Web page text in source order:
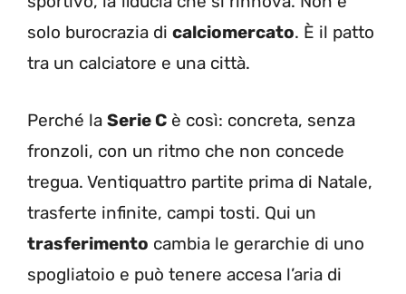
solo burocrazia di calciomercato. È il patto
tra un calciatore e una città.
Perché la Serie C è così: concreta, senza
fronzoli, con un ritmo che non concede
tregua. Ventiquattro partite prima di Natale,
trasferte infinite, campi tosti. Qui un
trasferimento cambia le gerarchie di uno
spogliatoio e può tenere accesa l’aria di